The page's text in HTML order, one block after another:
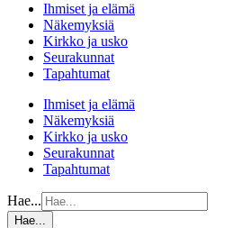
Ihmiset ja elämä
Näkemyksiä
Kirkko ja usko
Seurakunnat
Tapahtumat
Ihmiset ja elämä
Näkemyksiä
Kirkko ja usko
Seurakunnat
Tapahtumat
Hae...
Hae...